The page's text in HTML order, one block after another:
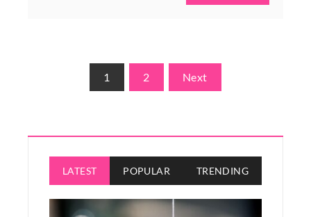
Paginazione
articoli
1 2 Next
LATEST POPULAR TRENDING